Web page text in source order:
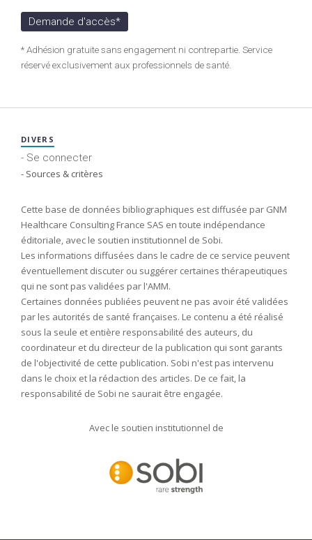
Demande d'accès*
* Adhésion gratuite sans engagement ni contrepartie. Service
réservé exclusivement aux professionnels de santé.
DIVERS
- Se connecter
- Sources & critères
Cette base de données bibliographiques est diffusée par GNM
Healthcare Consulting France SAS en toute indépendance
éditoriale, avec le soutien institutionnel de Sobi.
Les informations diffusées dans le cadre de ce service peuvent
éventuellement discuter ou suggérer certaines thérapeutiques
qui ne sont pas validées par l'AMM.
Certaines données publiées peuvent ne pas avoir été validées
par les autorités de santé françaises. Le contenu a été réalisé
sous la seule et entière responsabilité des auteurs, du
coordinateur et du directeur de la publication qui sont garants
de l'objectivité de cette publication. Sobi n'est pas intervenu
dans le choix et la rédaction des articles. De ce fait, la
responsabilité de Sobi ne saurait être engagée.
Avec le soutien institutionnel de